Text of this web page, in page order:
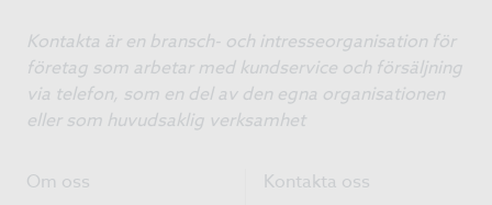
Kontakta är en bransch- och intresseorganisation för
företag som arbetar med kundservice och försäljning
via telefon, som en del av den egna organisationen
eller som huvudsaklig verksamhet
Om oss Kontakta oss